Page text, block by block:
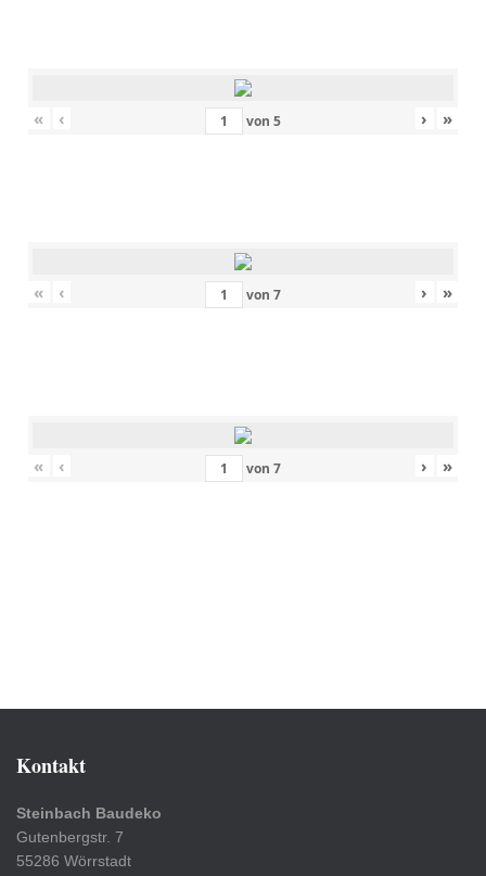
« ‹ von 5 › »
« ‹ von 7 › »
« ‹ von 7 › »
Kontakt
Steinbach Baudeko
Gutenbergstr. 7
55286 Wörrstadt